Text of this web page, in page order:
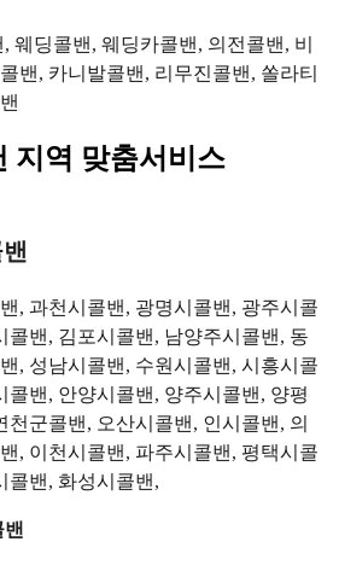
웨딩콜밴, 웨딩카콜밴, 의전콜밴, 비
밴, 카니발콜밴, 리무진콜밴, 쏠라티
역 맞춤서비스
, 과천시콜밴, 광명시콜밴, 광주시콜
콜밴, 김포시콜밴, 남양주시콜밴, 동
, 성남시콜밴, 수원시콜밴, 시흥시콜
콜밴, 안양시콜밴, 양주시콜밴, 양평
천군콜밴, 오산시콜밴, 인시콜밴, 의
, 이천시콜밴, 파주시콜밴, 평택시콜
콜밴, 화성시콜밴,